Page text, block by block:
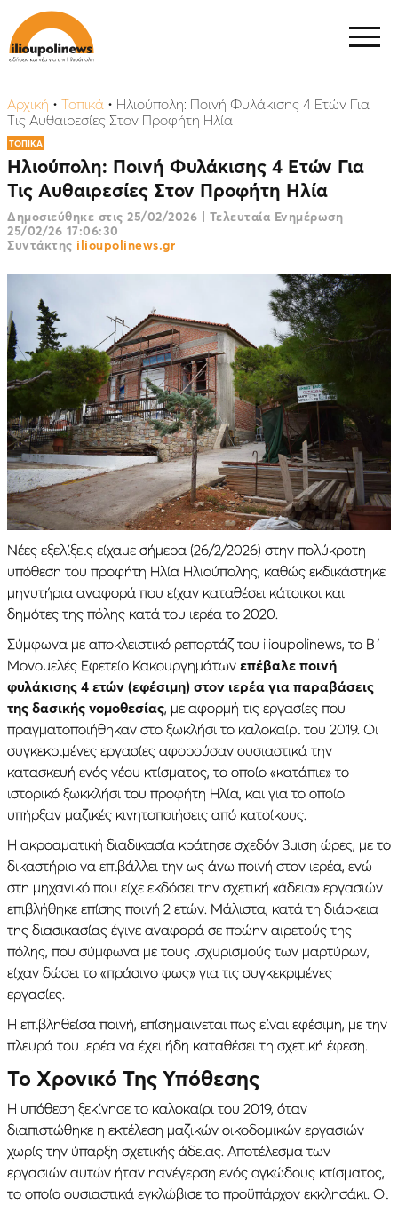
Αρχική • Τοπικά • Ηλιούπολη: Ποινή Φυλάκισης 4 Ετών Για
Τις Αυθαιρεσίες Στον Προφήτη Ηλία
ΤΟΠΙΚΑ
Ηλιούπολη: Ποινή Φυλάκισης 4 Ετών Για
Τις Αυθαιρεσίες Στον Προφήτη Ηλία
Δημοσιεύθηκε στις 25/02/2026 | Τελευταία Ενημέρωση
25/02/26 17:06:30
Συντάκτης ilioupolinews.gr
Νέες εξελίξεις είχαμε σήμερα (26/2/2026) στην πολύκροτη
υπόθεση του προφήτη Ηλία Ηλιούπολης, καθώς εκδικάστηκε
μηνυτήρια αναφορά που είχαν καταθέσει κάτοικοι και
δημότες της πόλης κατά του ιερέα το 2020.
Σύμφωνα με αποκλειστικό ρεπορτάζ του ilioupolinews, το Β΄
Μονομελές Εφετείο Κακουργημάτων επέβαλε ποινή
φυλάκισης 4 ετών (εφέσιμη) στον ιερέα για παραβάσεις
της δασικής νομοθεσίας, με αφορμή τις εργασίες που
πραγματοποιήθηκαν στο ξωκλήσι το καλοκαίρι του 2019. Οι
συγκεκριμένες εργασίες αφορούσαν ουσιαστικά την
κατασκευή ενός νέου κτίσματος, το οποίο «κατάπιε» το
ιστορικό ξωκκλήσι του προφήτη Ηλία, και για το οποίο
υπήρξαν μαζικές κινητοποιήσεις από κατοίκους.
Η ακροαματική διαδικασία κράτησε σχεδόν 3μιση ώρες, με το
δικαστήριο να επιβάλλει την ως άνω ποινή στον ιερέα, ενώ
στη μηχανικό που είχε εκδόσει την σχετική «άδεια» εργασιών
επιβλήθηκε επίσης ποινή 2 ετών. Μάλιστα, κατά τη διάρκεια
της διασικασίας έγινε αναφορά σε πρώην αιρετούς της
πόλης, που σύμφωνα με τους ισχυρισμούς των μαρτύρων,
είχαν δώσει το «πράσινο φως» για τις συγκεκριμένες
εργασίες.
Η επιβληθείσα ποινή, επίσημαινεται πως είναι εφέσιμη, με την
πλευρά του ιερέα να έχει ήδη καταθέσει τη σχετική έφεση.
Το Χρονικό Της Υπόθεσης
Η υπόθεση ξεκίνησε το καλοκαίρι του 2019, όταν
διαπιστώθηκε η εκτέλεση μαζικών οικοδομικών εργασιών
χωρίς την ύπαρξη σχετικής άδειας. Αποτέλεσμα των
εργασιών αυτών ήταν ηανέγερση ενός ογκώδους κτίσματος,
το οποίο ουσιαστικά εγκλώβισε το προϋπάρχον εκκλησάκι. Οι